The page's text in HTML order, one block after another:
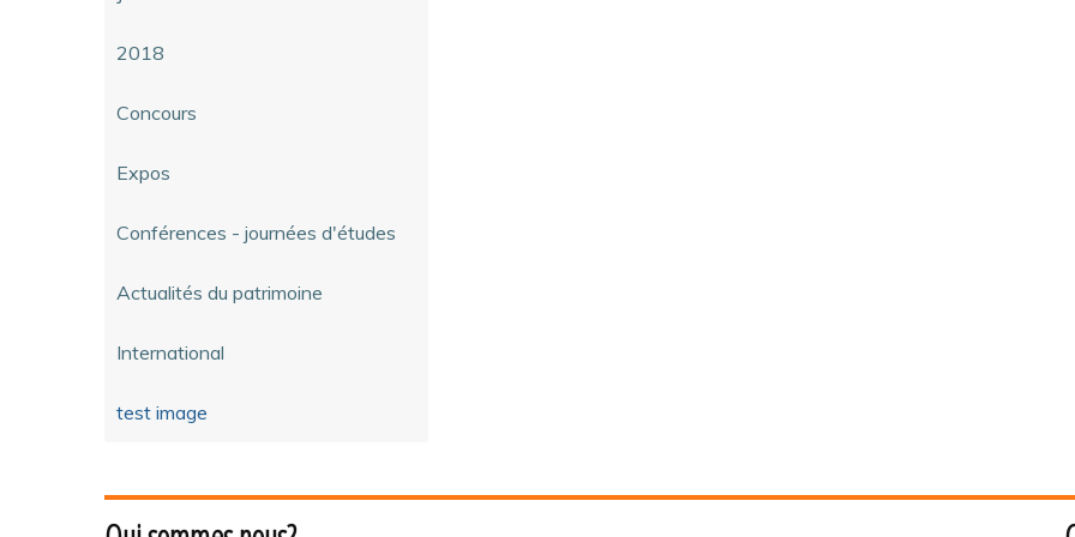
2018
Concours
Expos
Conférences - journées d'études
Actualités du patrimoine
International
test image